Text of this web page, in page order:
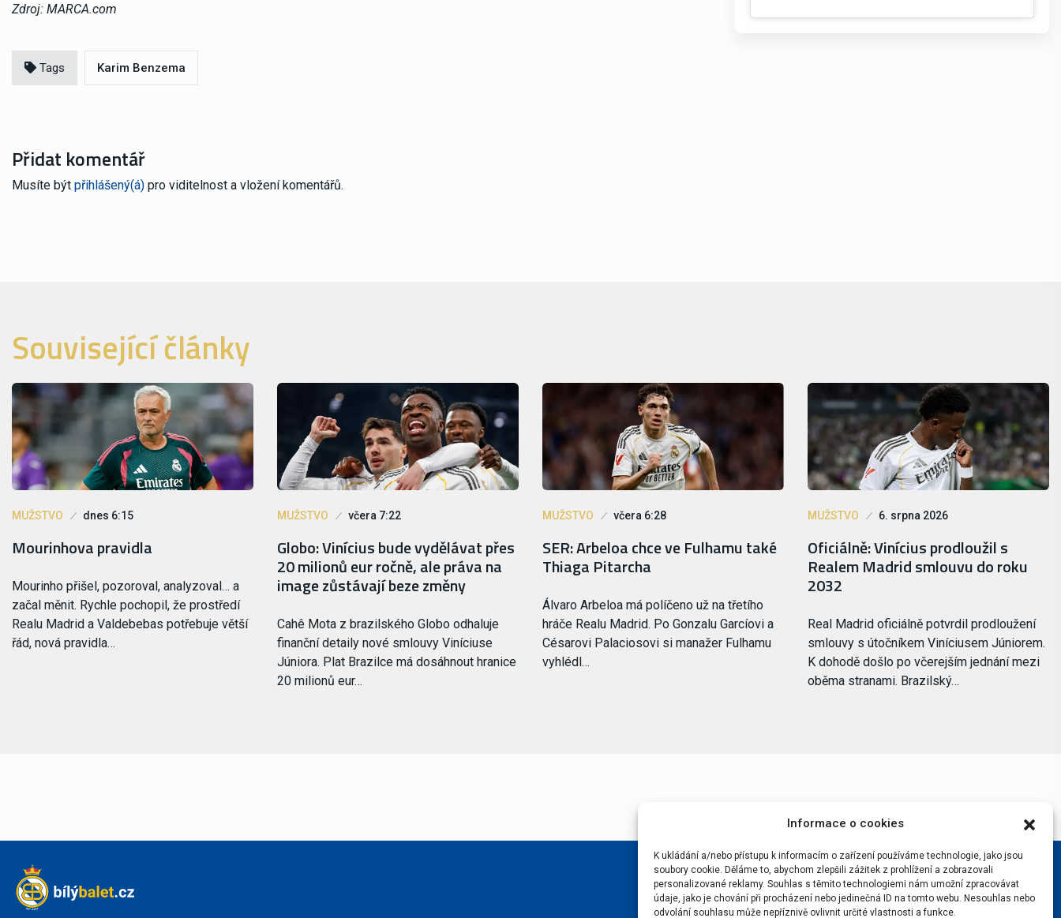
Informace o cookies
K ukládání a/nebo přístupu k informacím o zařízení používáme technologie, jako jsou
soubory cookie. Děláme to, abychom zlepšili zážitek z prohlížení a zobrazovali
personalizované reklamy. Souhlas s těmito technologiemi nám umožní zpracovávat
údaje, jako je chování při procházení nebo jedinečná ID na tomto webu. Nesouhlas nebo
odvolání souhlasu může nepříznivě ovlivnit určité vlastnosti a funkce.
Zdroj: MARCA.com
Tags Karim Benzema
Přidat komentář
Musíte být přihlášený(á) pro viditelnost a vložení komentářů.
Související články
MUŽSTVO dnes 6:15
Mourinhova pravidla
Mourinho přišel, pozoroval, analyzoval… a
začal měnit. Rychle pochopil, že prostředí
Realu Madrid a Valdebebas potřebuje větší
řád, nová pravidla…
MUŽSTVO včera 7:22
Globo: Vinícius bude vydělávat přes
20 milionů eur ročně, ale práva na
image zůstávají beze změny
Cahê Mota z brazilského Globo odhaluje
finanční detaily nové smlouvy Viníciuse
Júniora. Plat Brazilce má dosáhnout hranice
20 milionů eur…
MUŽSTVO včera 6:28
SER: Arbeloa chce ve Fulhamu také
Thiaga Pitarcha
Álvaro Arbeloa má políčeno už na třetího
hráče Realu Madrid. Po Gonzalu Garcíovi a
Césarovi Palaciosovi si manažer Fulhamu
vyhlédl…
MUŽSTVO 6. srpna 2026
Oficiálně: Vinícius prodloužil s
Realem Madrid smlouvu do roku
2032
Real Madrid oficiálně potvrdil prodloužení
smlouvy s útočníkem Viníciusem Júniorem.
K dohodě došlo po včerejším jednání mezi
oběma stranami. Brazilský…